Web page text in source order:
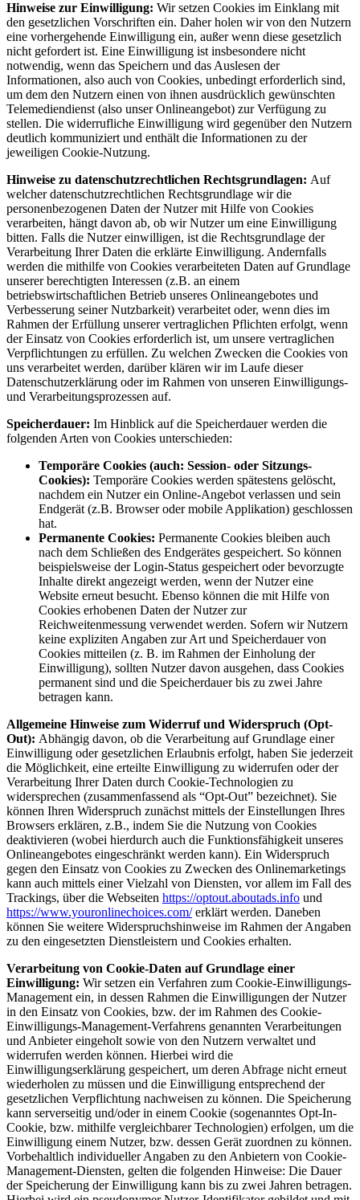
Hinweise zur Einwilligung: Wir setzen Cookies im Einklang mit
den gesetzlichen Vorschriften ein. Daher holen wir von den Nutzern
eine vorhergehende Einwilligung ein, außer wenn diese gesetzlich
nicht gefordert ist. Eine Einwilligung ist insbesondere nicht
notwendig, wenn das Speichern und das Auslesen der
Informationen, also auch von Cookies, unbedingt erforderlich sind,
um dem den Nutzern einen von ihnen ausdrücklich gewünschten
Telemediendienst (also unser Onlineangebot) zur Verfügung zu
stellen. Die widerrufliche Einwilligung wird gegenüber den Nutzern
deutlich kommuniziert und enthält die Informationen zu der
jeweiligen Cookie-Nutzung.
Hinweise zu datenschutzrechtlichen Rechtsgrundlagen: Auf
welcher datenschutzrechtlichen Rechtsgrundlage wir die
personenbezogenen Daten der Nutzer mit Hilfe von Cookies
verarbeiten, hängt davon ab, ob wir Nutzer um eine Einwilligung
bitten. Falls die Nutzer einwilligen, ist die Rechtsgrundlage der
Verarbeitung Ihrer Daten die erklärte Einwilligung. Andernfalls
werden die mithilfe von Cookies verarbeiteten Daten auf Grundlage
unserer berechtigten Interessen (z.B. an einem
betriebswirtschaftlichen Betrieb unseres Onlineangebotes und
Verbesserung seiner Nutzbarkeit) verarbeitet oder, wenn dies im
Rahmen der Erfüllung unserer vertraglichen Pflichten erfolgt, wenn
der Einsatz von Cookies erforderlich ist, um unsere vertraglichen
Verpflichtungen zu erfüllen. Zu welchen Zwecken die Cookies von
uns verarbeitet werden, darüber klären wir im Laufe dieser
Datenschutzerklärung oder im Rahmen von unseren Einwilligungs-
und Verarbeitungsprozessen auf.
Speicherdauer: Im Hinblick auf die Speicherdauer werden die
folgenden Arten von Cookies unterschieden:
Temporäre Cookies (auch: Session- oder Sitzungs-
Cookies): Temporäre Cookies werden spätestens gelöscht,
nachdem ein Nutzer ein Online-Angebot verlassen und sein
Endgerät (z.B. Browser oder mobile Applikation) geschlossen
hat.
Permanente Cookies: Permanente Cookies bleiben auch
nach dem Schließen des Endgerätes gespeichert. So können
beispielsweise der Login-Status gespeichert oder bevorzugte
Inhalte direkt angezeigt werden, wenn der Nutzer eine
Website erneut besucht. Ebenso können die mit Hilfe von
Cookies erhobenen Daten der Nutzer zur
Reichweitenmessung verwendet werden. Sofern wir Nutzern
keine expliziten Angaben zur Art und Speicherdauer von
Cookies mitteilen (z. B. im Rahmen der Einholung der
Einwilligung), sollten Nutzer davon ausgehen, dass Cookies
permanent sind und die Speicherdauer bis zu zwei Jahre
betragen kann.
Allgemeine Hinweise zum Widerruf und Widerspruch (Opt-
Out): Abhängig davon, ob die Verarbeitung auf Grundlage einer
Einwilligung oder gesetzlichen Erlaubnis erfolgt, haben Sie jederzeit
die Möglichkeit, eine erteilte Einwilligung zu widerrufen oder der
Verarbeitung Ihrer Daten durch Cookie-Technologien zu
widersprechen (zusammenfassend als “Opt-Out” bezeichnet). Sie
können Ihren Widerspruch zunächst mittels der Einstellungen Ihres
Browsers erklären, z.B., indem Sie die Nutzung von Cookies
deaktivieren (wobei hierdurch auch die Funktionsfähigkeit unseres
Onlineangebotes eingeschränkt werden kann). Ein Widerspruch
gegen den Einsatz von Cookies zu Zwecken des Onlinemarketings
kann auch mittels einer Vielzahl von Diensten, vor allem im Fall des
Trackings, über die Webseiten https://optout.aboutads.info und
https://www.youronlinechoices.com/erklärt werden. Daneben
können Sie weitere Widerspruchshinweise im Rahmen der Angaben
zu den eingesetzten Dienstleistern und Cookies erhalten.
Verarbeitung von Cookie-Daten auf Grundlage einer
Einwilligung: Wir setzen ein Verfahren zum Cookie-Einwilligungs-
Management ein, in dessen Rahmen die Einwilligungen der Nutzer
in den Einsatz von Cookies, bzw. der im Rahmen des Cookie-
Einwilligungs-Management-Verfahrens genannten Verarbeitungen
und Anbieter eingeholt sowie von den Nutzern verwaltet und
widerrufen werden können. Hierbei wird die
Einwilligungserklärung gespeichert, um deren Abfrage nicht erneut
wiederholen zu müssen und die Einwilligung entsprechend der
gesetzlichen Verpflichtung nachweisen zu können. Die Speicherung
kann serverseitig und/oder in einem Cookie (sogenanntes Opt-In-
Cookie, bzw. mithilfe vergleichbarer Technologien) erfolgen, um die
Einwilligung einem Nutzer, bzw. dessen Gerät zuordnen zu können.
Vorbehaltlich individueller Angaben zu den Anbietern von Cookie-
Management-Diensten, gelten die folgenden Hinweise: Die Dauer
der Speicherung der Einwilligung kann bis zu zwei Jahren betragen.